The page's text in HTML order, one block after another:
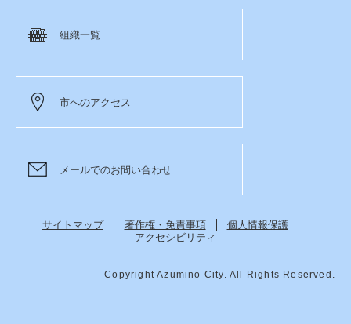
組織一覧
市へのアクセス
メールでのお問い合わせ
サイトマップ 著作権・免責事項
個人情報保護
アクセシビリティ
Copyright Azumino City. All Rights Reserved.